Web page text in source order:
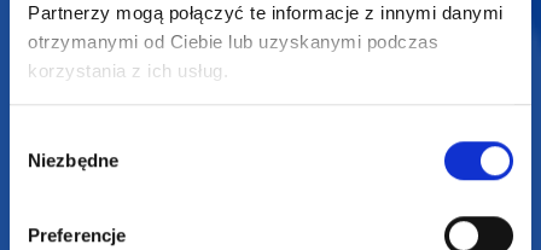
Partnerzy mogą połączyć te informacje z innymi danymi
otrzymanymi od Ciebie lub uzyskanymi podczas
korzystania z ich usług.
zgody
Niezbędne
Preferencje
Darmowa dostawa
Darmowa wizualizacja